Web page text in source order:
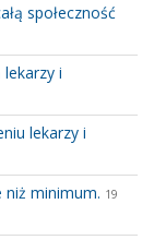
społeczność
i
lekarzy i
niż minimum. 19